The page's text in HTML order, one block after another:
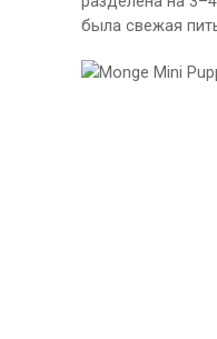
была свежая